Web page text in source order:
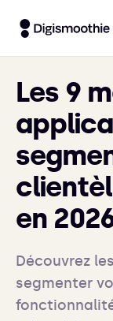
Les 9
en
Découvrez
segmenter